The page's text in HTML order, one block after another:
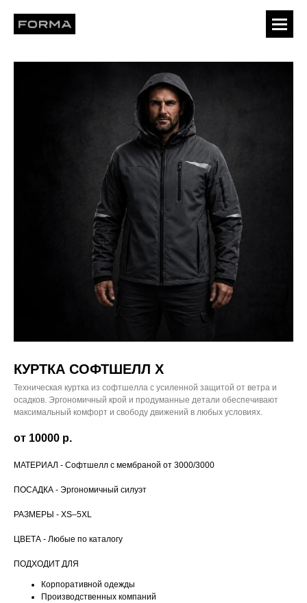
КУРТКА СОФТШЕЛЛ X
Техническая куртка из софтшелла с усиленной защитой от ветра и
осадков. Эргономичный крой и продуманные детали обеспечивают
максимальный комфорт и свободу движений в любых условиях.
от 10000 р.
МАТЕРИАЛ - Софтшелл с мембраной от 3000/3000
ПОСАДКА - Эргономичный силуэт
РАЗМЕРЫ - XS–5XL
ЦВЕТА - Любые по каталогу
ПОДХОДИТ ДЛЯ
Корпоративной одежды
Производственных компаний